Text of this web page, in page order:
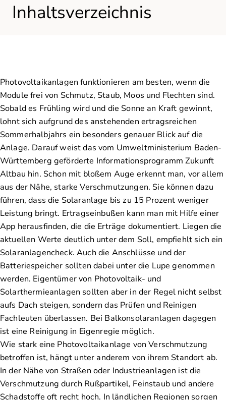
Inhaltsverzeichnis
Photovoltaikanlagen funktionieren am besten, wenn die
Module frei von Schmutz, Staub, Moos und Flechten sind.
Sobald es Frühling wird und die Sonne an Kraft gewinnt,
lohnt sich aufgrund des anstehenden ertragsreichen
Sommerhalbjahrs ein besonders genauer Blick auf die
Anlage. Darauf weist das vom Umweltministerium Baden-
Württemberg geförderte Informationsprogramm Zukunft
Altbau hin. Schon mit bloßem Auge erkennt man, vor allem
aus der Nähe, starke Verschmutzungen. Sie können dazu
führen, dass die Solaranlage bis zu 15 Prozent weniger
Leistung bringt. Ertragseinbußen kann man mit Hilfe einer
App herausfinden, die die Erträge dokumentiert. Liegen die
aktuellen Werte deutlich unter dem Soll, empfiehlt sich ein
Solaranlagencheck. Auch die Anschlüsse und der
Batteriespeicher sollten dabei unter die Lupe genommen
werden. Eigentümer von Photovoltaik- und
Solarthermieanlagen sollten aber in der Regel nicht selbst
aufs Dach steigen, sondern das Prüfen und Reinigen
Fachleuten überlassen. Bei Balkonsolaranlagen dagegen
ist eine Reinigung in Eigenregie möglich.
Wie stark eine Photovoltaikanlage von Verschmutzung
betroffen ist, hängt unter anderem von ihrem Standort ab.
In der Nähe von Straßen oder Industrieanlagen ist die
Verschmutzung durch Rußpartikel, Feinstaub und andere
Schadstoffe oft recht hoch. In ländlichen Regionen sorgen